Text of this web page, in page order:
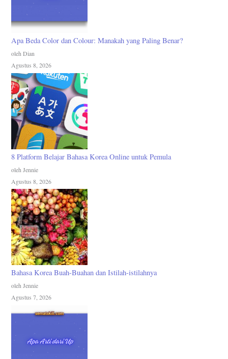
Apa Beda Color dan Colour: Manakah yang Paling Benar?
oleh Dian
Agustus 8, 2026
8 Platform Belajar Bahasa Korea Online untuk Pemula
oleh Jennie
Agustus 8, 2026
Bahasa Korea Buah-Buahan dan Istilah-istilahnya
oleh Jennie
Agustus 7, 2026